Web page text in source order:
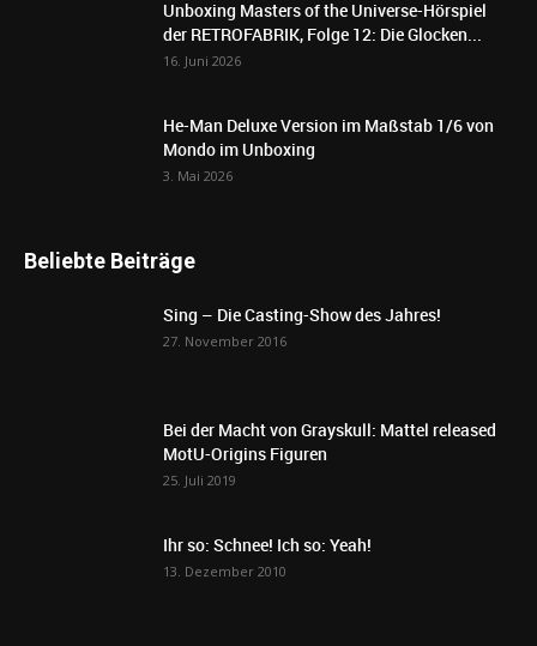
Unboxing Masters of the Universe-Hörspiel
der RETROFABRIK, Folge 12: Die Glocken...
16. Juni 2026
He-Man Deluxe Version im Maßstab 1/6 von
Mondo im Unboxing
3. Mai 2026
Beliebte Beiträge
Sing – Die Casting-Show des Jahres!
27. November 2016
Bei der Macht von Grayskull: Mattel released
MotU-Origins Figuren
25. Juli 2019
Ihr so: Schnee! Ich so: Yeah!
13. Dezember 2010